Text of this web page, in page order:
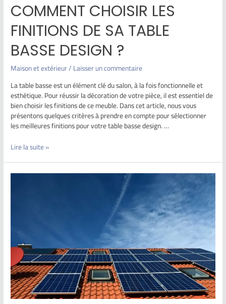
COMMENT CHOISIR LES
FINITIONS DE SA TABLE
BASSE DESIGN ?
Maison et extérieur/Laisser un commentaire
La table basse est un élément clé du salon, à la fois fonctionnelle et
esthétique. Pour réussir la décoration de votre pièce, il est essentiel de
bien choisir les finitions de ce meuble. Dans cet article, nous vous
présentons quelques critères à prendre en compte pour sélectionner
les meilleures finitions pour votre table basse design. …
Lire la suite »